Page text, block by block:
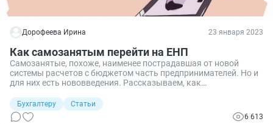
Дорофеева Ирина 23 января 2023
Как самозанятым перейти на ЕНП
Самозанятые, похоже, наименее пострадавшая от новой
системы расчетов с бюджетом часть предпринимателей. Но и
для них есть нововведения. Рассказываем, как
Бухгалтеру
Статьи
6 613